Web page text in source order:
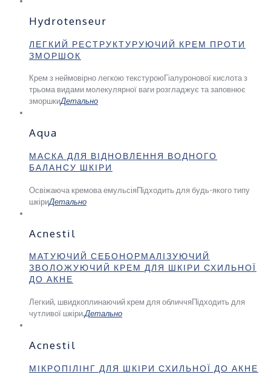
Hydrotenseur
ЛЕГКИЙ РЕСТРУКТУРУЮЧИЙ КРЕМ ПРОТИ
ЗМОРШОК
Крем з неймовірно легкою текстуроюГіалуронової кислота з
трьома видами молекулярної ваги розгладжує та заповнює
зморшкиДетально
Aqua
МАСКА ДЛЯ ВІДНОВЛЕННЯ ВОДНОГО
БАЛАНСУ ШКІРИ
Освіжаюча кремова емульсіяПідходить для будь-якого типу
шкіриДетально
Acnestil
МАТУЮЧИЙ СЕБОНОРМАЛІЗУЮЧИЙ
ЗВОЛОЖУЮЧИЙ КРЕМ ДЛЯ ШКІРИ СХИЛЬНОЇ
ДО АКНЕ
Легкий, швидкоплинаючий крем для обличчяПідходить для
чутливої шкіри.Детально
Acnestil
МІКРОПІЛІНГ ДЛЯ ШКІРИ СХИЛЬНОЇ ДО АКНЕ